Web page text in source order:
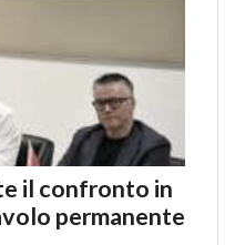
il confronto in
permanente